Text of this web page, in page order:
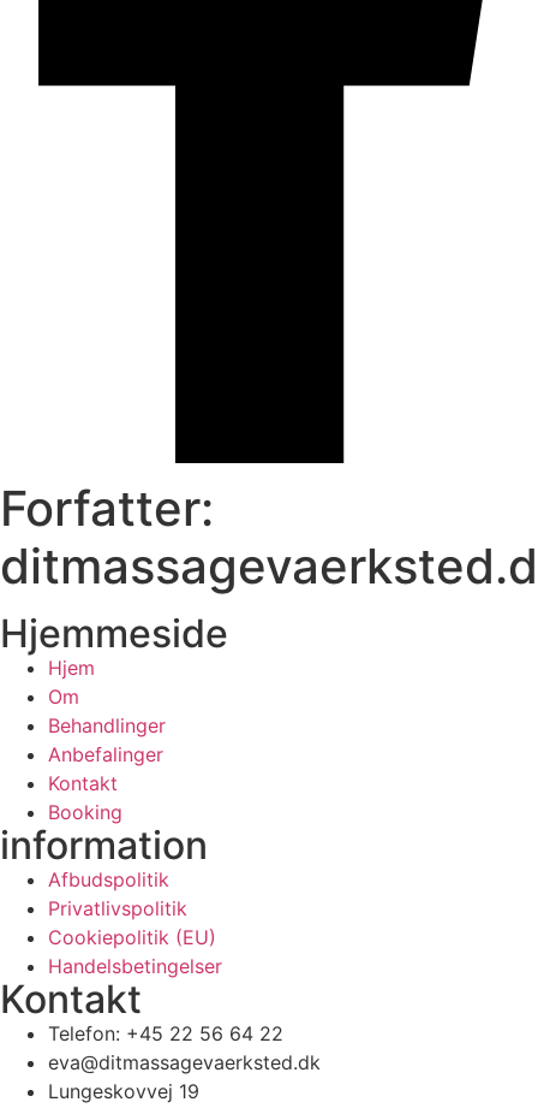
Forfatter:
Hjemmeside
Hjem
Om
Behandlinger
Anbefalinger
Kontakt
Booking
information
Afbudspolitik
Privatlivspolitik
Cookiepolitik (EU)
Handelsbetingelser
Kontakt
Telefon: +45 22 56 64 22
eva@ditmassagevaerksted.dk
Lungeskovvej 19